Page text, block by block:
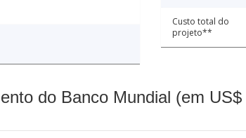
Custo total do
projeto**
do Banco Mundial (em